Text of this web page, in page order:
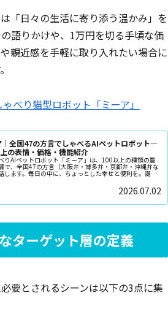
「日々の生活に寄り添う温かみ」を
語りかけや、1万円を切る手頃な価
親近感を手軽に取り入れたい場合に
べり猫型ロボット「ミーア」
｜全国47の方言でしゃべるAIペットロボット—
の表情・価格・機能紹介
りAIペットロボット「ミーア」は、100以上の種類の豊
で、全国47の方言（大阪弁・博多弁・京都弁・沖縄弁な
します。毎日の中に、ちょっとした幸せと便利を。誕生
2026.07.02
ターゲット層の定義
要とされるシーンは以下の3点に集